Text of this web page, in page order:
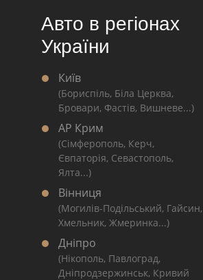
Авто в регіонах
України
Київ
(Бориспіль, Біла Церква,
Бровари, Фастів, Вишневе...)
АР Крим
(Сімферополь, Керч,
Євпаторія, Севастополь,
Ялта...)
Вінниця
(Могилів-Подільський, Гайсин,
Хмельник, Жмеринка...)
Дніпро
(Нікополь, Павлоград,
Дніпродзержинськ, Кривий